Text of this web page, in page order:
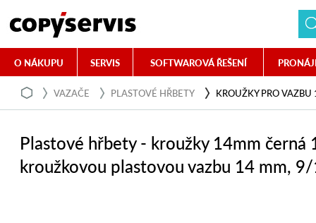
O NÁKUPU SERVIS SOFTWAROVÁ ŘEŠENÍ
VAZAČE PLASTOVÉ HŘBETY KROUŽKY PRO
Plastové hřbety - kroužky 14mm černá
kroužkovou plastovou vazbu 14 mm,